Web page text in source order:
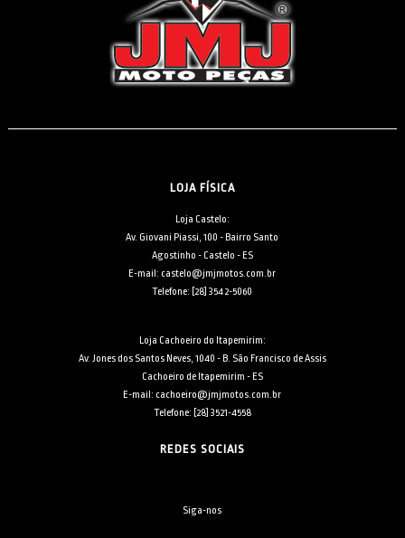
LOJA FÍSICA
Loja Castelo:
Av. Giovani Piassi, 100 - Bairro Santo
Agostinho - Castelo - ES
E-mail: castelo@jmjmotos.com.br
Telefone: [28] 3542-5060
Loja Cachoeiro do Itapemirim:
Av. Jones dos Santos Neves, 1040 - B. São Francisco de Assis
Cachoeiro de Itapemirim - ES
E-mail: cachoeiro@jmjmotos.com.br
Telefone: [28] 3521-4558
REDES SOCIAIS
Siga-nos